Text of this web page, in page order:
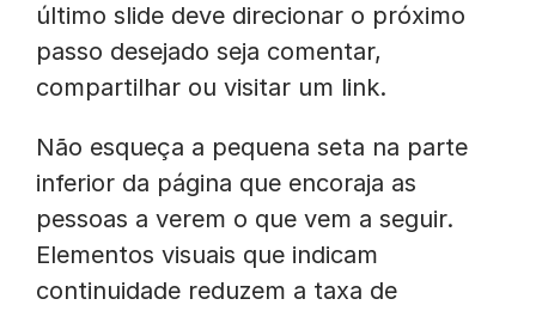
último slide deve direcionar o próximo
passo desejado seja comentar,
compartilhar ou visitar um link.
Não esqueça a pequena seta na parte
inferior da página que encoraja as
pessoas a verem o que vem a seguir.
Elementos visuais que indicam
continuidade reduzem a taxa de